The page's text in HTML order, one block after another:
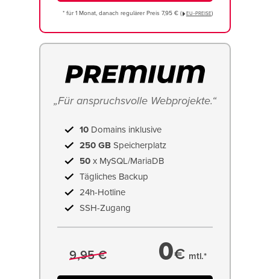
* für 1 Monat, danach regulärer Preis 7,95 € ( EU−PREISE)
„Für anspruchsvolle Webprojekte.“
10 Domains inklusive
250 GB Speicherplatz
50 x MySQL/MariaDB
Tägliches Backup
24h-Hotline
SSH-Zugang
9,95 € 0€ mtl.*